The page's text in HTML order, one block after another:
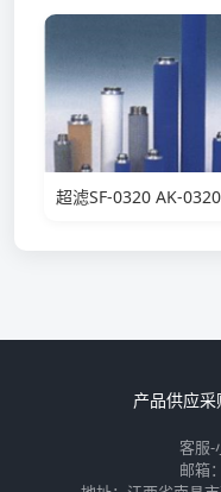
产品供应采
客服-
邮箱